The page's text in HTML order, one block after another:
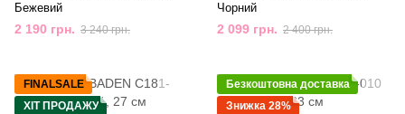
Бежевий
2 190 грн. 3 240 грн.
Чорний
2 099 грн. 2 400 грн.
FINALSALE
ХІТ ПРОДАЖУ
Безкоштовна доставка
Знижка 28%